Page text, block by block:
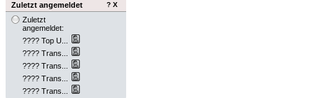
Zuletzt angemeldet ? X
Zuletzt
angemeldet:
???? Top U...
???? Trans...
???? Trans...
???? Trans...
???? Trans...